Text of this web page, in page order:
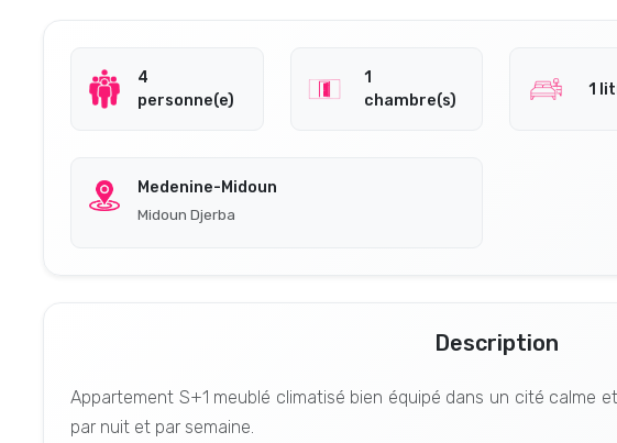
4
personne(e)
1
chambre(s)
1
Medenine-Midoun
Midoun Djerba
Description
Appartement S+1 meublé climatisé bien équipé dans un cité calme
par nuit et par semaine.